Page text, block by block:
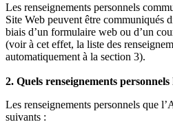
Les renseignements personnels
Site Web peuvent être communiqués
biais d’un formulaire web ou d’un
(voir à cet effet, la liste des
automatiquement à la section 3).
2. Quels renseignements
Les renseignements personnels que
suivants :